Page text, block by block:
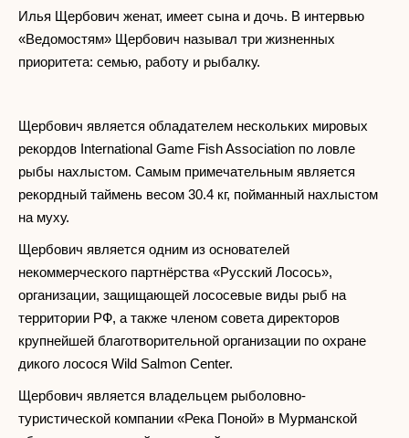
Илья Щербович женат, имеет сына и дочь. В интервью
«Ведомостям» Щербович называл три жизненных
приоритета: семью, работу и рыбалку.
Щербович является обладателем нескольких мировых
рекордов International Game Fish Association по ловле
рыбы нахлыстом. Самым примечательным является
рекордный таймень весом 30.4 кг, пойманный нахлыстом
на муху.
Щербович является одним из основателей
некоммерческого партнёрства «Русский Лосось»,
организации, защищающей лососевые виды рыб на
территории РФ, а также членом совета директоров
крупнейшей благотворительной организации по охране
дикого лосося Wild Salmon Center.
Щербович является владельцем рыболовно-
туристической компании «Река Поной» в Мурманской